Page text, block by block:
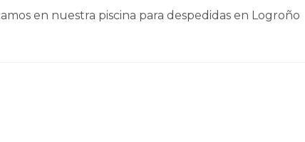
en nuestra piscina para despedidas en Logroño